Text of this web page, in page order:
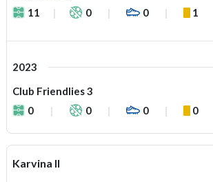
11
0 0 1
2023
Club Friendlies 3
0
0 0 0
Karvina II